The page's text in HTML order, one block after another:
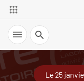
Recherche
Le 25